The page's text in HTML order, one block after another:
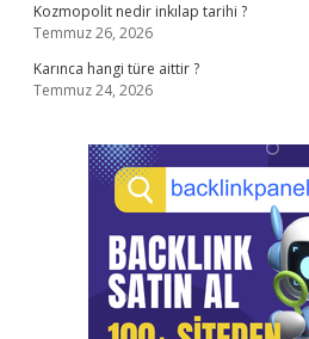
Kozmopolit nedir inkılap tarihi ?
Temmuz 26, 2026
Karınca hangi türe aittir ?
Temmuz 24, 2026